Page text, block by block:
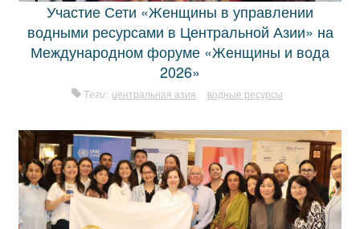
Участие Сети «Женщины в управлении
водными ресурсами в Центральной Азии» на
Международном форуме «Женщины и вода
2026»
Теги: центральная азия водные ресурсы